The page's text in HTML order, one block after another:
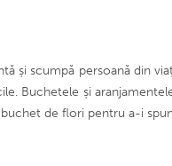
și scumpă persoană din
Buchetele și
de flori pentru a-i